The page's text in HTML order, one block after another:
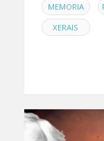
MEMORIA ,
XERAIS